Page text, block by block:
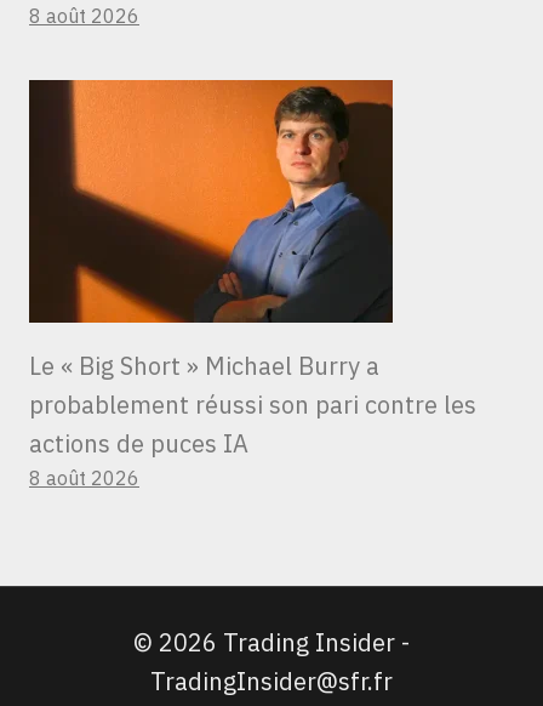
8 août 2026
Le « Big Short » Michael Burry a
probablement réussi son pari contre les
actions de puces IA
8 août 2026
© 2026 Trading Insider -
TradingInsider@sfr.fr